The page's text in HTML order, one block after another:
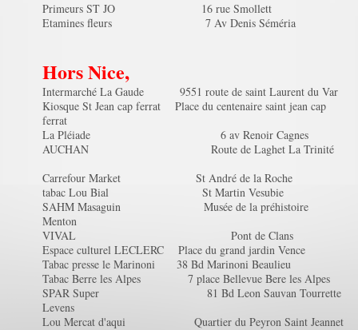
Primeurs ST JO 16 rue Smollett
Etamines fleurs 7 Av Denis Séméria
Hors Nice,
Intermarché La Gaude 9551 route de saint Laurent du Var
Kiosque St Jean cap ferrat Place du centenaire saint jean cap
ferrat
La Pléiade 6 av Renoir Cagnes
AUCHAN Route de Laghet La Trinité
Carrefour Market St André de la Roche
tabac Lou Bial St Martin Vesubie
SAHM Masaguin Musée de la préhistoire
Menton
VIVAL Pont de Clans
Espace culturel LECLERC Place du grand jardin Vence
Tabac presse le Marinoni 38 Bd Marinoni Beaulieu
Tabac Berre les Alpes 7 place Bellevue Bere les Alpes
SPAR Super 81 Bd Leon Sauvan Tourrette
Levens
Lou Mercat d'aqui Quartier du Peyron Saint Jeannet